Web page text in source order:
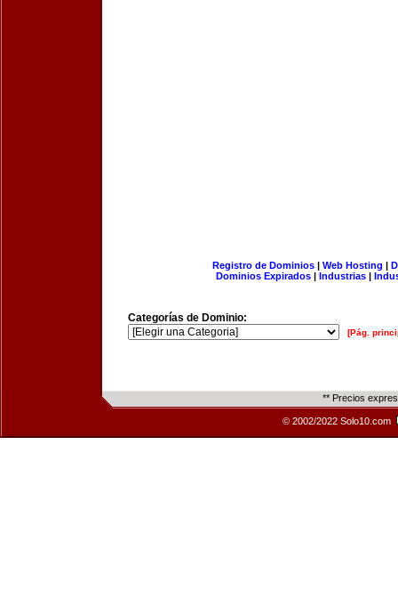
Registro de Dominios| Web Hosting |
Dominios Expirados | Industrias |
Categorías de Dominio:
[Pág.
** Precios
© 2002/2022 Solo10.com